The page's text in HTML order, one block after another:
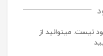
نیست. می‍توانید از